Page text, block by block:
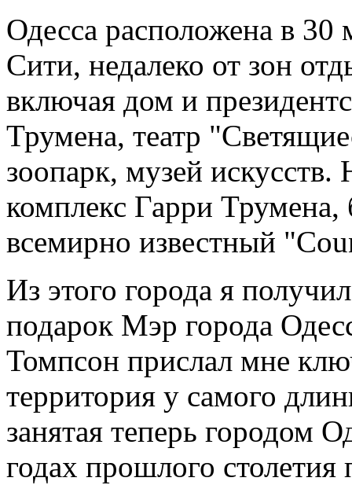
Одесса расположена в 30
Сити, недалеко от зон
включая дом и
Трумена, театр
зоопарк, музей
комплекс Гарри
всемирно известный
Из этого города я
подарок Мэр города
Томпсон прислал мне
территория у самого
занятая теперь городом
годах прошлого столетия